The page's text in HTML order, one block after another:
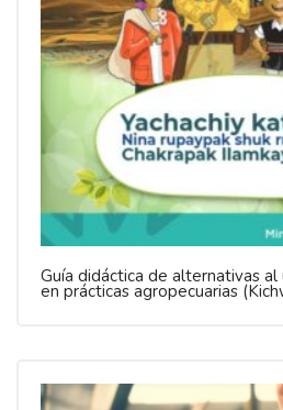
Guía didáctica de alternativas
en prácticas agropecuarias